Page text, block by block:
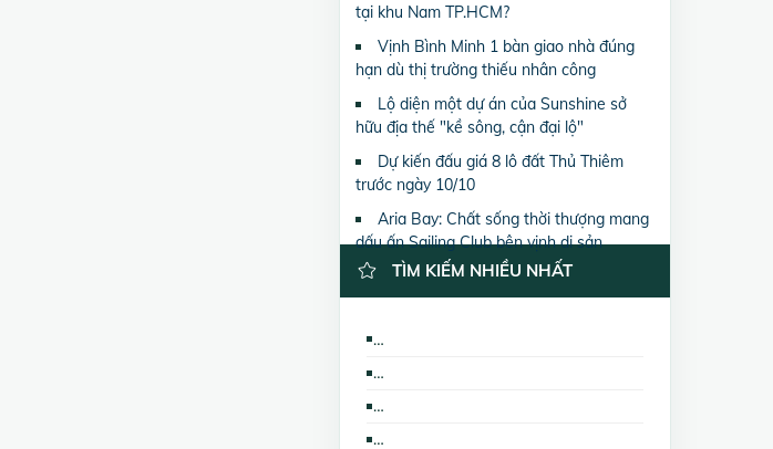
tại khu Nam TP.HCM?
Vịnh Bình Minh 1 bàn giao nhà đúng
hạn dù thị trường thiếu nhân công
Lộ diện một dự án của Sunshine sở
hữu địa thế "kề sông, cận đại lộ"
Dự kiến đấu giá 8 lô đất Thủ Thiêm
trước ngày 10/10
Aria Bay: Chất sống thời thượng mang
dấu ấn Sailing Club bên vịnh di sản
TÌM KIẾM NHIỀU NHẤT